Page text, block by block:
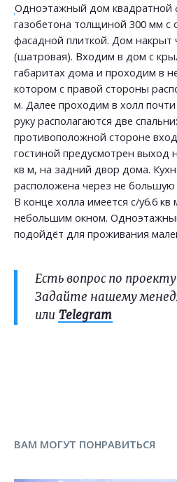
Одноэтажный дом квадратной
газобетона толщиной 300 мм с
фасадной плиткой. Дом накрыт
(шатровая). Входим в дом с
габаритах дома и проходим в
котором с правой стороны
м. Далее проходим в холл
руку располагаются две
противоположной стороне
гостиной предусмотрен выход
кв м, на задний двор дома.
расположена через не большую
В конце холла имеется с/у6.6
небольшим окном.
подойдёт для проживания
Есть вопрос по
Задайте нашему
или Telegram
ВАМ МОГУТ ПОНРАВИТЬСЯ